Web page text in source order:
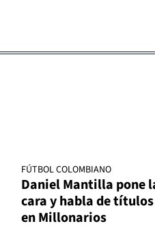
FÚTBOL COLOMBIANO
Daniel Mantilla pone
cara y habla de títulos
en Millonarios